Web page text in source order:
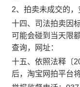
2、 拍卖未成交的，
十四、司法拍卖因
可能会碰到当天限
查询，网址：
十五、 依照法释〔
后，淘宝网拍平台